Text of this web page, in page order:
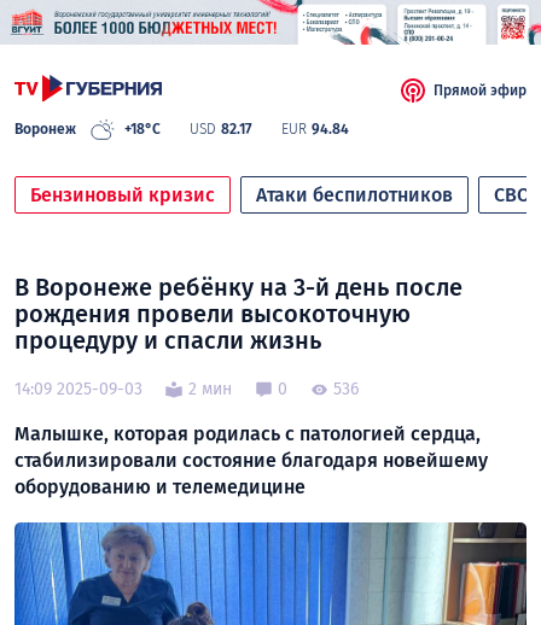
Воронеж +18°C USD 82.17 EUR 94.84
Прямой эфир
Бензиновый кризис Атаки беспилотников СВО
В Воронеже ребёнку на 3-й день после
рождения провели высокоточную
процедуру и спасли жизнь
14:09 2025-09-03 2 мин 0 536
Малышке, которая родилась с патологией сердца,
стабилизировали состояние благодаря новейшему
оборудованию и телемедицине